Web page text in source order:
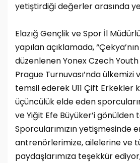
yetiştirdiği değerler arasında
Elazığ Gençlik ve Spor İl
yapılan açıklamada,
düzenlenen Yonex Czech
Prague Turnuvası’nda ülkemizi
temsil ederek U11 Çift Erkekler
üçüncülük elde eden
ve Yiğit Efe Büyüker’i gönülden
Sporcularımızın yetişmesinde
antrenörlerimize, ailelerine ve
paydaşlarımıza teşekkür